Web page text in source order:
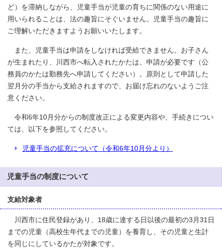
ど）を滞納しながら、児童手当が児童の育ちに関係のない用途に
用いられることは、法の趣旨にそぐいません。児童手当の趣旨に
ご理解いただきますようお願いいたします。
また、児童手当は申請をしなければ受給できません。お子さん
が生まれたり、川西市へ転入されたかたは、申請が必要です（公
務員のかたは勤務先へ申請してください）。原則として申請した
翌月分の手当から支給されますので、お届け忘れのないようご注
意ください。
令和6年10月分からの制度改正による変更内容や、手続きについ
ては、以下を参照してください。
児童手当の拡充について（令和6年10月分より）
児童手当の制度について
支給対象者
川西市に住民登録があり、18歳に達する日以後の最初の3月31日
までの児童（高校生年代までの児童）を養育し、その児童と生計
を同じにしているかたが対象です。